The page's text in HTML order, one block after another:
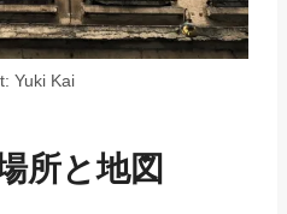
Yuki Kai
所と地図